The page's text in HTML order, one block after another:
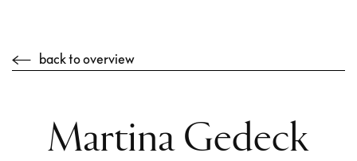
back to overview
Martina Gedeck